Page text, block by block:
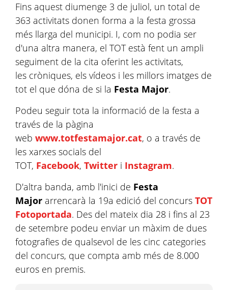
Fins aquest diumenge 3 de juliol, un total de
363 activitats donen forma a la festa grossa
més llarga del municipi. I, com no podia ser
d'una altra manera, el TOT està fent un ampli
seguiment de la cita oferint les activitats,
les cròniques, els vídeos i les millors imatges de
tot el que dóna de si la Festa Major.
Podeu seguir tota la informació de la festa a
través de la pàgina
web www.totfestamajor.cat, o a través de
les xarxes socials del
TOT, Facebook, Twitter i Instagram.
D'altra banda, amb l'inici de Festa
Major arrencarà la 19a edició del concurs TOT
Fotoportada. Des del mateix dia 28 i fins al 23
de setembre podeu enviar un màxim de dues
fotografies de qualsevol de les cinc categories
del concurs, que compta amb més de 8.000
euros en premis.